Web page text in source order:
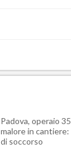
Padova, operaio
malore in
di soccorso